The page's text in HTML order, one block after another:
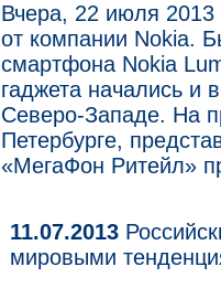
Вчера, 22 июля 2013
от компании Nokia.
смартфона Nokia
гаджета начались и
Северо-Западе. На
Петербурге,
«МегаФон Ритейл»
11.07.2013
мировыми